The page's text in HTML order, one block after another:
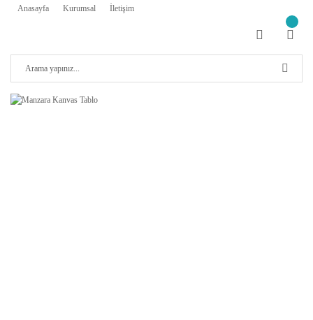
Anasayfa Kurumsal İletişim